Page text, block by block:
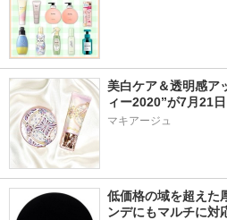
美白ケア＆透明感ア
ィー2020”が7月21
マキアージュ
低価格の域を超えた
ンデにもマルチに対